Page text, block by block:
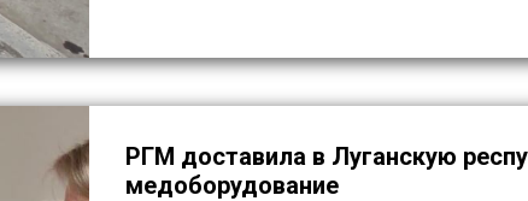
РГМ доставила в Луганскую
медоборудование